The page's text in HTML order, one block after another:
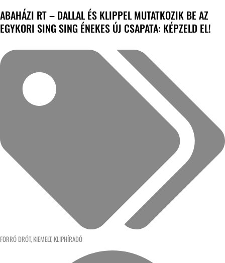
ABAHÁZI RT – DALLAL ÉS KLIPPEL MUTATKOZIK BE AZ
EGYKORI SING SING ÉNEKES ÚJ CSAPATA: KÉPZELD EL!
FORRÓ DRÓT, KIEMELT, KLIPHÍRADÓ